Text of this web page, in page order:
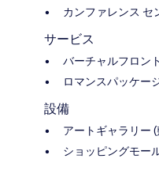
カンファレンス セ
サービス
バーチャルフロン
ロマンスパッケー
設備
アートギャラリー
ショッピングモー